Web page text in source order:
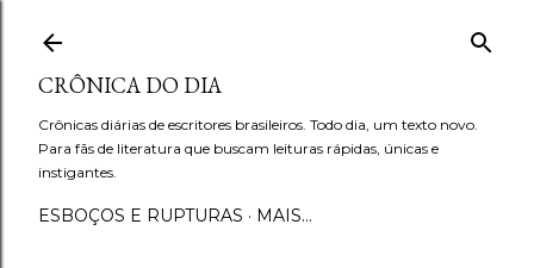
CRÔNICA DO DIA
Crônicas diárias de escritores brasileiros. Todo dia, um texto novo.
Para fãs de literatura que buscam leituras rápidas, únicas e
instigantes.
ESBOÇOS E RUPTURAS MAIS…